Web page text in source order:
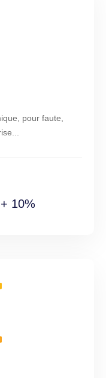
pour faute,
10%